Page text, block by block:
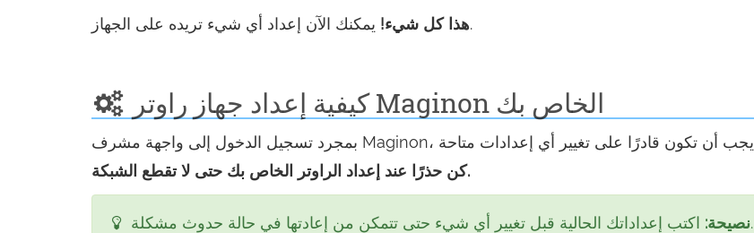
هذا كل شيء!يمكنك الآن إعداد أي شيء تريده على الجهاز.
كيفية إعداد جهاز راوتر Maginon الخاص بك
كن حذرًا عند إعداد الراوتر الخاص بك حتى لا تقطع الشبكة.
نصيحة:اكتب إعداداتك الحالية قبل تغيير أي شيء حتى تتمكن من إعادتها في حالة حدوث مشكلة.